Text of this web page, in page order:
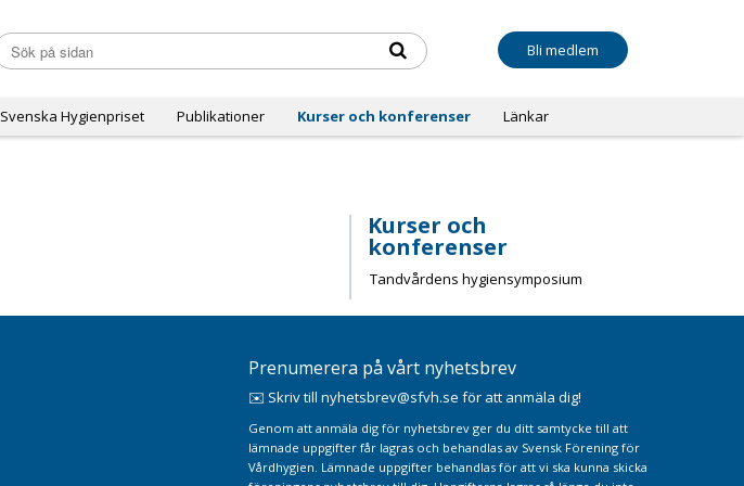
Bli medlem
Svenska Hygienpriset Publikationer Kurser och konferenser Länkar
Kurser och
konferenser
Tandvårdens hygiensymposium
Prenumerera på vårt nyhetsbrev
✉️ Skriv till nyhetsbrev@sfvh.se för att anmäla dig!
Genom att anmäla dig för nyhetsbrev ger du ditt samtycke till att
lämnade uppgifter får lagras och behandlas av Svensk Förening för
Vårdhygien. Lämnade uppgifter behandlas för att vi ska kunna skicka